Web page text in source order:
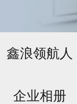
鑫浪领航人
企业相册